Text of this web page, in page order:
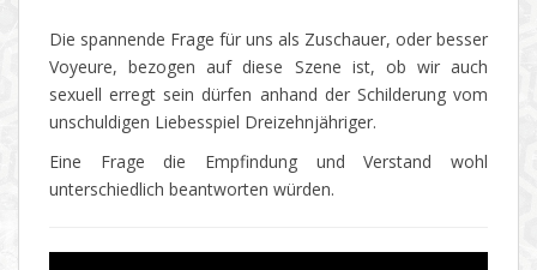
Die spannende Frage für uns als Zuschauer, oder besser
Voyeure, bezogen auf diese Szene ist, ob wir auch
sexuell erregt sein dürfen anhand der Schilderung vom
unschuldigen Liebesspiel Dreizehnjähriger.
Eine Frage die Empfindung und Verstand wohl
unterschiedlich beantworten würden.